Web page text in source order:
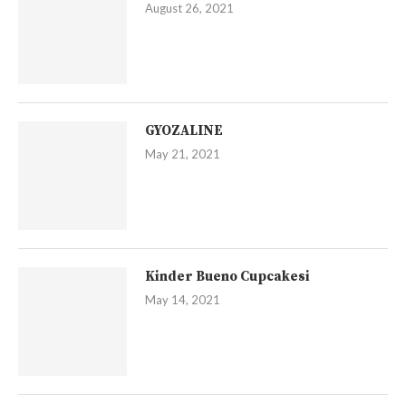
August 26, 2021
GYOZALINE
May 21, 2021
Kinder Bueno Cupcakesi
May 14, 2021